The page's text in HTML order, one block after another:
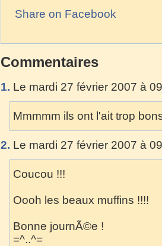
Share on Facebook
Commentaires
1. Le mardi 27 février 2007 à
Mmmmm ils ont l'ait trop
2. Le mardi 27 février 2007 à
Coucou !!!
Oooh les beaux muffins !!!!
Bonne journÃ©e !
=^..^=